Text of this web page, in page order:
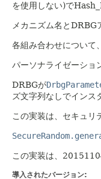
を使用しない)で
メカニズム名とDRBG
各組み合わせについて
パーソナライゼーショ
DRBGが
ズ文字列なしでインス
この実装は、セキュリ
この実装は、
導入されたバージョン: